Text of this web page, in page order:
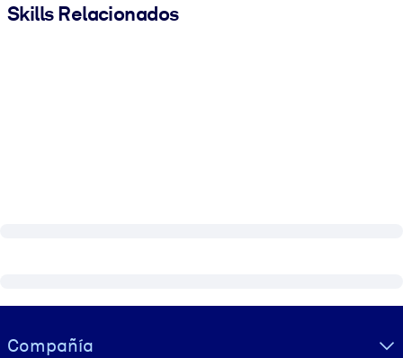
Skills Relacionados
Visually hidden Text
Compañía